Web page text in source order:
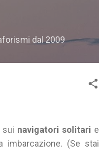
dal 2009
sui navigatori solitari e
imbarcazione. (Se stai